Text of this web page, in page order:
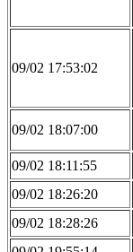
09/02 17:53:02
09/02 18:07:00
09/02 18:11:55
09/02 18:26:20
09/02 18:28:26